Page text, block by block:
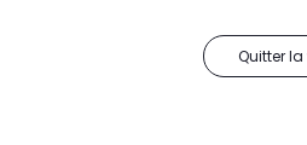
Quitter la